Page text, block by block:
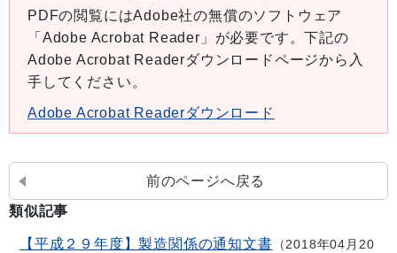
PDFの閲覧にはAdobe社の無償のソフトウェア
「Adobe Acrobat Reader」が必要です。下記の
Adobe Acrobat Readerダウンロードページから入
手してください。
Adobe Acrobat Readerダウンロード
前のページへ戻る
類似記事
【平成２９年度】製造関係の通知文書
2018年04月20